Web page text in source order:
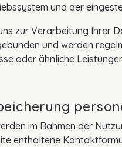
und der
zur Verarbeitung
und werden
oder ähnliche
im Rahmen der
enthaltene